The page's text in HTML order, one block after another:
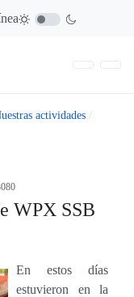
actividades
WPX SSB
En estos días
estuvieron en la